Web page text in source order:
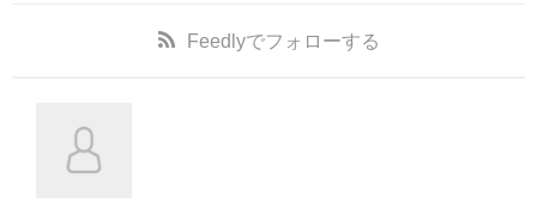
Feedlyでフォローする